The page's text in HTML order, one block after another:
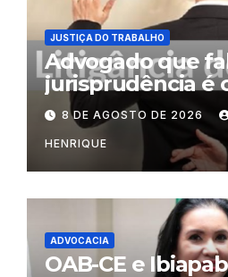
JUSTIÇA DO TRABALHO
Advogado que
jurisprudência é
por litigância de
8 DE AGOSTO DE 2026
HENRIQUE
ADVOCACIA
OAB-CE e